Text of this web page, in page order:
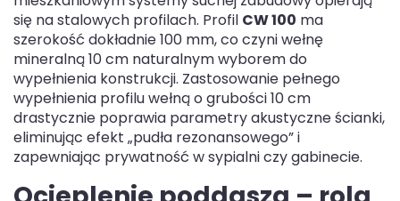
się na stalowych profilach. Profil CW 100 ma
szerokość dokładnie 100 mm, co czyni wełnę
mineralną 10 cm naturalnym wyborem do
wypełnienia konstrukcji. Zastosowanie pełnego
wypełnienia profilu wełną o grubości 10 cm
drastycznie poprawia parametry akustyczne ścianki,
eliminując efekt „pudła rezonansowego” i
zapewniając prywatność w sypialni czy gabinecie.